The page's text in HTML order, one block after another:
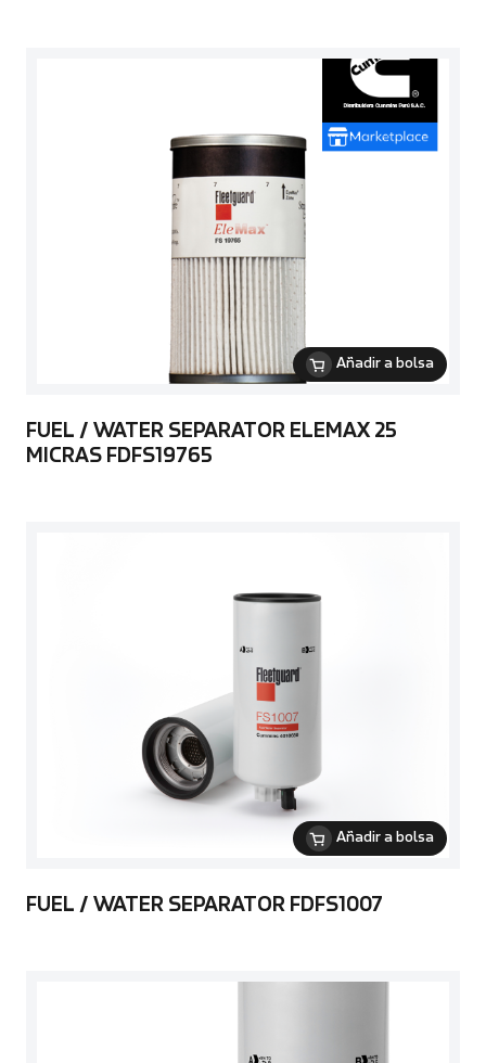
Añadir a bolsa
FUEL / WATER SEPARATOR ELEMAX 25
MICRAS FDFS19765
Añadir a bolsa
FUEL / WATER SEPARATOR FDFS1007